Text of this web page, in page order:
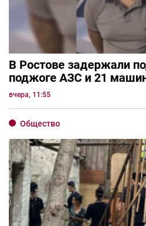
В Ростове задержали
поджоге АЗС и 21
вчера, 11:55
Общество